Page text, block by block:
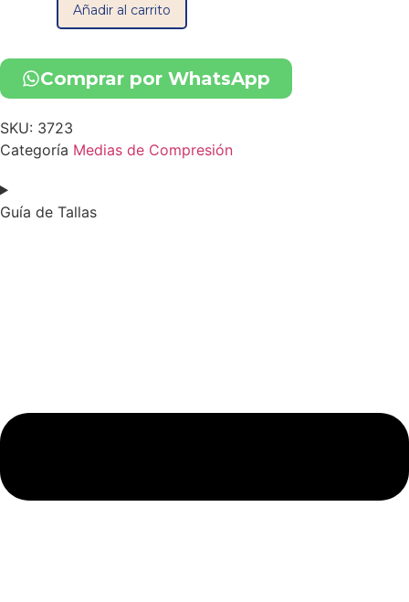
Añadir al carrito
Comprar por WhatsApp
SKU: 3723
Categoría Medias de Compresión
Guía de Tallas